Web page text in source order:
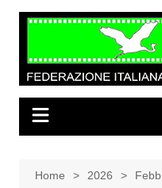
Salta
Home 2026